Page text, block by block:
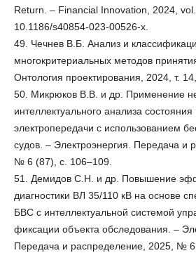
Return. – Financial Innovation, 2024,
10.1186/s40854-023-00526-x.
49. Чечнев В.Б. Анализ и
многокритериальных методов
Онтология проектирования, 2024, т.
50. Микрюков В.В. и др. Применение
интеллектуального анализа
электропередачи с использованием
судов. – Электроэнергия. Передача и
№ 6 (87), с. 106–109.
51. Демидов С.Н. и др. Повышение
диагностики ВЛ 35/110 кВ на основе
БВС с интеллектуальной системой
фиксации объекта обследования. –
Передача и распределение, 2025, № 6